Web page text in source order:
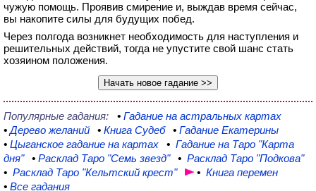
чужую помощь. Проявив смирение и, выждав время сейчас,
вы накопите силы для будущих побед.
Через полгода возникнет необходимость для наступления и
решительных действий, тогда не упустите свой шанс стать
хозяином положения.
Популярные гадания: • Гадание на астральных картах
•Дерево желаний • Книга Судеб • Гадание Екатерины
• Цыганское гадание на картах • Гадание на Таро "Карта
дня" • Расклад Таро "Семь звезд" • Расклад Таро "Подкова"
• Расклад Таро "Кельтский крест" • Книга перемен
• Все гадания